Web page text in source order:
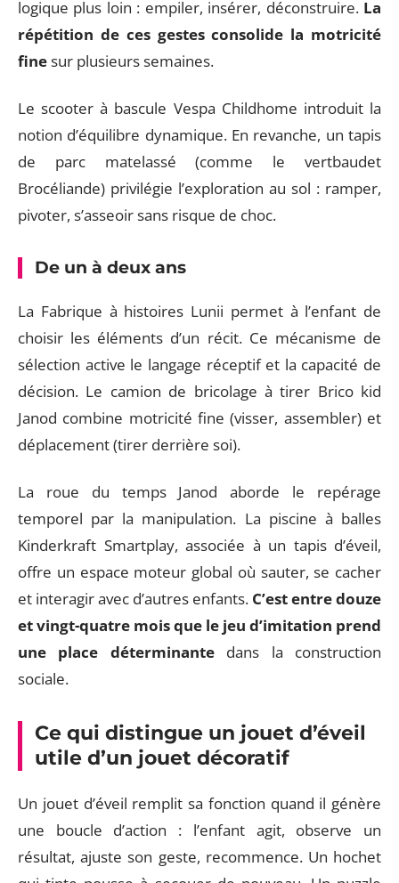
logique plus loin : empiler, insérer, déconstruire. La
répétition de ces gestes consolide la motricité
finesur plusieurs semaines.
Le scooter à bascule Vespa Childhome introduit la
notion d’équilibre dynamique. En revanche, un tapis
de parc matelassé (comme le vertbaudet
Brocéliande) privilégie l’exploration au sol : ramper,
pivoter, s’asseoir sans risque de choc.
De un à deux ans
La Fabrique à histoires Lunii permet à l’enfant de
choisir les éléments d’un récit. Ce mécanisme de
sélection active le langage réceptif et la capacité de
décision. Le camion de bricolage à tirer Brico kid
Janod combine motricité fine (visser, assembler) et
déplacement (tirer derrière soi).
La roue du temps Janod aborde le repérage
temporel par la manipulation. La piscine à balles
Kinderkraft Smartplay, associée à un tapis d’éveil,
offre un espace moteur global où sauter, se cacher
et interagir avec d’autres enfants. C’est entre douze
et vingt-quatre mois que le jeu d’imitation prend
une place déterminantedans la construction
sociale.
Ce qui distingue un jouet d’éveil
utile d’un jouet décoratif
Un jouet d’éveil remplit sa fonction quand il génère
une boucle d’action : l’enfant agit, observe un
résultat, ajuste son geste, recommence. Un hochet